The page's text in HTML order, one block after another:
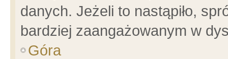
danych. Jeżeli to nastąpiło,
bardziej zaangażowanym w
Góra